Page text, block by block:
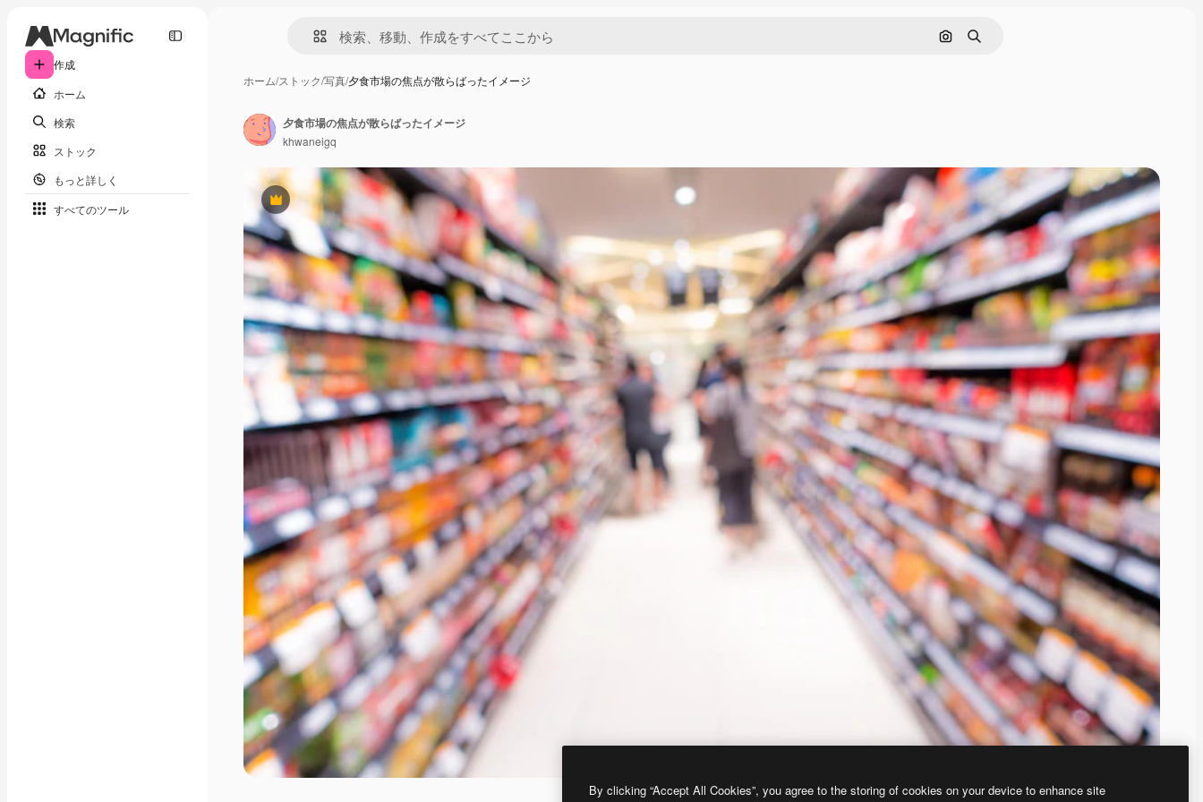
作成
ホーム
検索
ストック
もっと詳しく
すべてのツール
画像で検索
検索
ホーム/ストック/写真/夕食市場の焦点が散らばったイメージ
Premium
夕食市場の焦点が散らばったイメージ
khwaneigq
By clicking “Accept All Cookies”, you agree to the storing of cookies on your device to enhance site